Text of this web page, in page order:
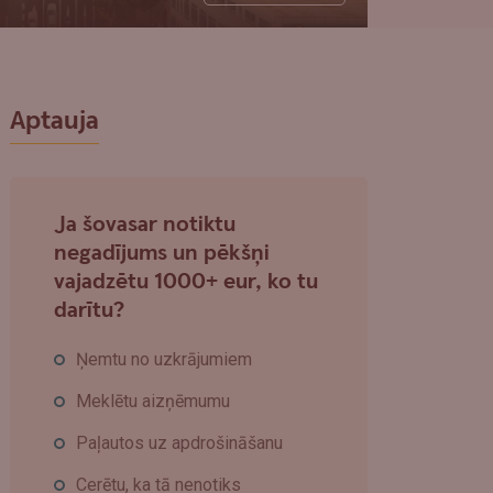
Aptauja
Ja šovasar notiktu
negadījums un pēkšņi
vajadzētu 1000+ eur, ko tu
darītu?
Ņemtu no uzkrājumiem
Meklētu aizņēmumu
Paļautos uz apdrošināšanu
Cerētu, ka tā nenotiks